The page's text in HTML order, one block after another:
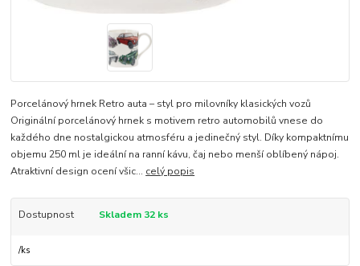
Porcelánový hrnek Retro auta – styl pro milovníky klasických vozů
Originální porcelánový hrnek s motivem retro automobilů vnese do
každého dne nostalgickou atmosféru a jedinečný styl. Díky kompaktnímu
objemu 250 ml je ideální na ranní kávu, čaj nebo menší oblíbený nápoj.
Atraktivní design ocení všic... celý popis
Dostupnost Skladem 32 ks
/ks